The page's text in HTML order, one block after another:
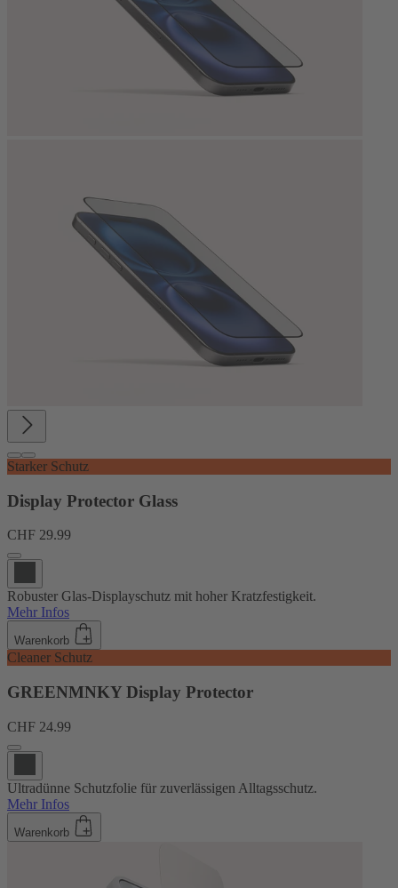
Starker Schutz
Display Protector Glass
CHF 29.99
Robuster Glas-Displayschutz mit hoher Kratzfestigkeit.
Mehr Infos
Warenkorb
Cleaner Schutz
GREENMNKY Display Protector
CHF 24.99
Ultradünne Schutzfolie für zuverlässigen Alltagsschutz.
Mehr Infos
Warenkorb